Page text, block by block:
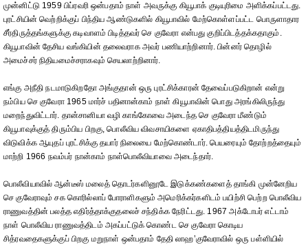
முன்னிட்டு 1959 பிப்ரவரி ஒன்பதாம் நாள் அவருக்கு கியூபாக் குடியுரிமை அளிக்கப்பட்டது.
புரட்சியின் வெற்றிக்குப் பிந்திய ஆண்டுகளில் கியூபாவில் மேற்கொள்ளப்பட்ட பொருளாதார
சீர்திருத்தங்களுக்கு கடிவாளம் பிடித்தவர் செ குவேரா என்பது குறிப்பிடத்தக்கதாகும்.
கியூபாவின் தேசிய வங்கியின் தலைவராக அவர் பணியாற்றினார். பின்னர் தொழில்
அமைச்சர் நிதியமைச்சராகவும் செயலாற்றினார்.
எங்கு அநீதி நடமாடுகிறதோ அங்குதான் ஒரு புரட்சிக்காரன் தேவைப்படுகிறான் என்று
நம்பிய செ குவேரா 1965 மார்ச் பதினான்காம் நாள் கியூபாவின் பொது அரங்கிலிருந்து
மறைந்துவிட்டார். தான்சானியா வழி காங்கோவை அடைந்த செ குவேரா மீண்டும்
கியூபாவுக்குத் திரும்பிய பிறகு, பொலீவிய விவசாயிகளை ஏகாதிபத்தியத்திடமிருந்து
விடுவிக்க ஆயுதப் புரட்சிக்கு தயார் நிலையை மேற்கொண்டார். பெயரையும் தோற்றத்தையும்
மாற்றி 1966 நவம்பர் நான்காம் நாள்பொலீவியாவை அடைந்தார்.
பொலீவியாவில் ஆன்டீஸ் மலைத் தொடர்களினூடே இடுக்கண்களைத் தாங்கி முன்னேறிய
செ குவேராவும் சக கொரில்லாப் போராளிகளும் அமெரிக்கர்களிடம் பயிற்சி பெற்ற பொலீவிய
ராணுவத்தின் பலத்த எதிர்த்தாக்குதலைச் சந்திக்க நேரிட்டது. 1967 அக்டோபர் எட்டாம்
நாள் பொலீவிய ராணுவத்திடம் அகப்பட்டுக் கொண்ட செ குவேரா கொடிய
சித்ரவதைகளுக்குப் பிறகு மறுநாள் ஒன்பதாம் தேதி லாஹ’குவேராவில் ஒரு பள்ளியில்